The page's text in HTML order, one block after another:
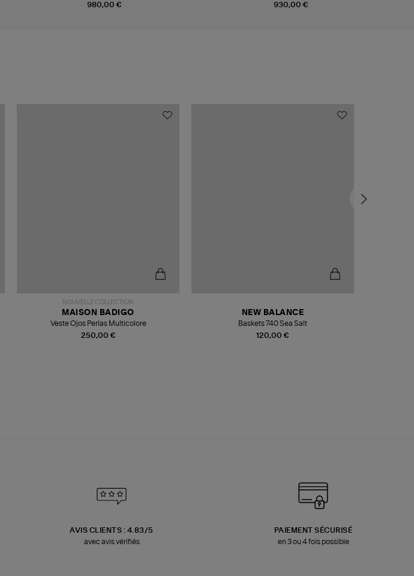
980,00 €
930,00 €
NOUVELLE COLLECTION
250,00 €
MAISON BADIGO
Veste Ojos Perlas Multicolore
120,00 €
NEW BALANCE
Baskets 740 Sea Salt
AVIS CLIENTS : 4.83/5
avec avis vérifiés
PAIEMENT SÉCURISÉ
en 3 ou 4 fois possible